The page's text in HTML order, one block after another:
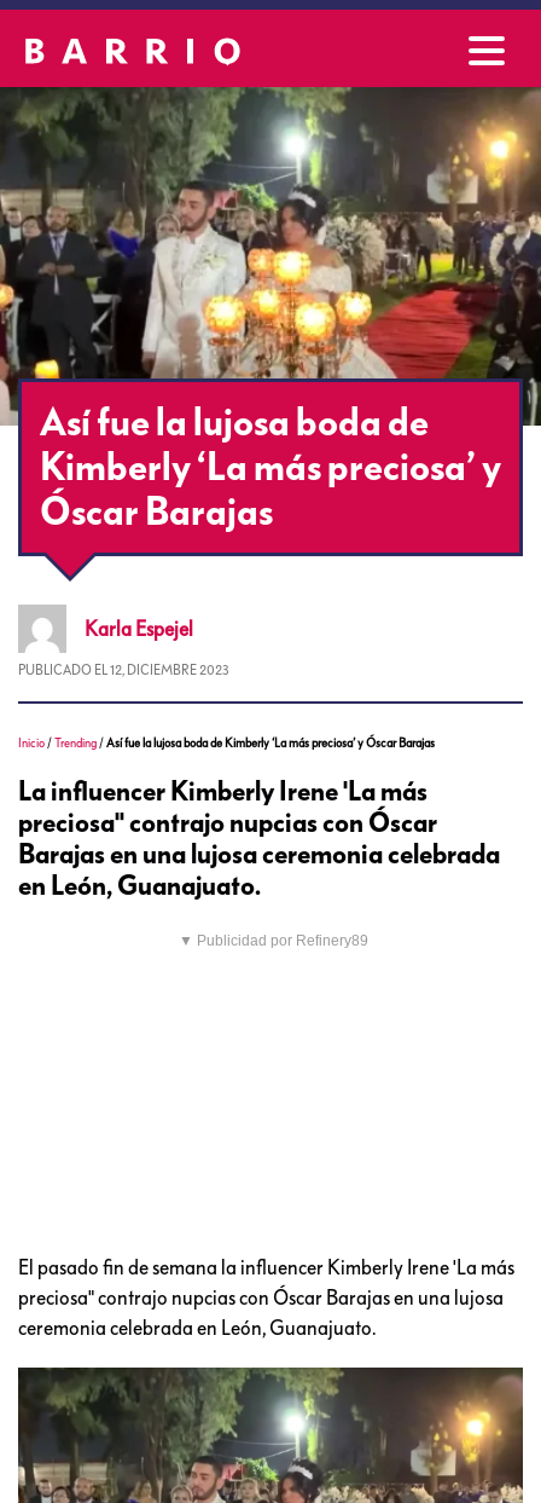
Así fue la lujosa boda de
Kimberly ‘La más preciosa’ y
Óscar Barajas
Karla Espejel
PUBLICADO EL 12, DICIEMBRE 2023
Inicio /Trending /Así fue la lujosa boda de Kimberly ‘La más preciosa’ y Óscar Barajas
La influencer Kimberly Irene 'La más
preciosa" contrajo nupcias con Óscar
Barajas en una lujosa ceremonia celebrada
en León, Guanajuato.
▼ Publicidad por Refinery89
El pasado fin de semana la influencer Kimberly Irene 'La más
preciosa" contrajo nupcias con Óscar Barajas en una lujosa
ceremonia celebrada en León, Guanajuato.